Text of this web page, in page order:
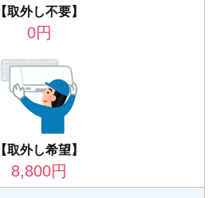
【取外し不要】
0円
【取外し希望】
8,800円